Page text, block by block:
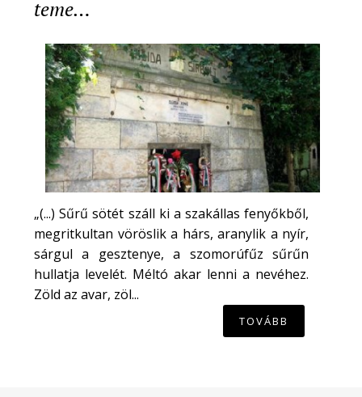
teme…
„(...) Sűrű sötét száll ki a szakállas fenyőkből,
megritkultan vöröslik a hárs, aranylik a nyír,
sárgul a gesztenye, a szomorúfűz sűrűn
hullatja levelét. Méltó akar lenni a nevéhez.
Zöld az avar, zöl...
TOVÁBB